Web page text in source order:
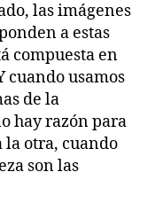
las imágenes
a estas
compuesta en
cuando usamos
de la
hay razón para
la otra, cuando
son las